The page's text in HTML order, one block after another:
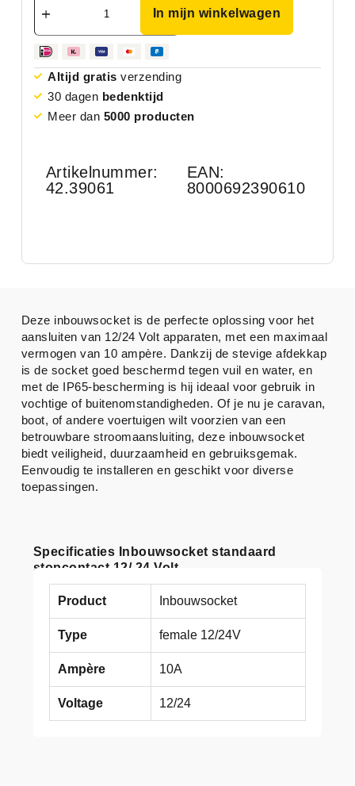
In mijn winkelwagen
Altijd gratis verzending
30 dagen bedenktijd
Meer dan 5000 producten
Artikelnummer:
42.39061
EAN:
8000692390610
Specificaties Inbouwsocket standaard
stopcontact 12/ 24 Volt
Product Inbouwsocket
Type female 12/24V
Ampère 10A
Voltage 12/24
Deze inbouwsocket is de perfecte oplossing voor het
aansluiten van 12/24 Volt apparaten, met een maximaal
vermogen van 10 ampère. Dankzij de stevige afdekkap
is de socket goed beschermd tegen vuil en water, en
met de IP65-bescherming is hij ideaal voor gebruik in
vochtige of buitenomstandigheden. Of je nu je caravan,
boot, of andere voertuigen wilt voorzien van een
betrouwbare stroomaansluiting, deze inbouwsocket
biedt veiligheid, duurzaamheid en gebruiksgemak.
Eenvoudig te installeren en geschikt voor diverse
toepassingen.